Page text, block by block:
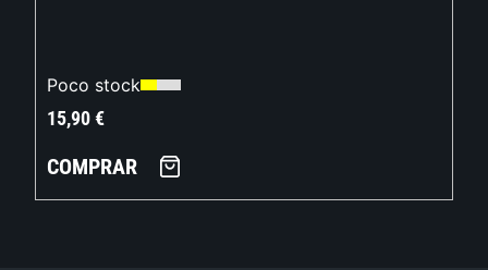
Poco stock
15,90€
COMPRAR